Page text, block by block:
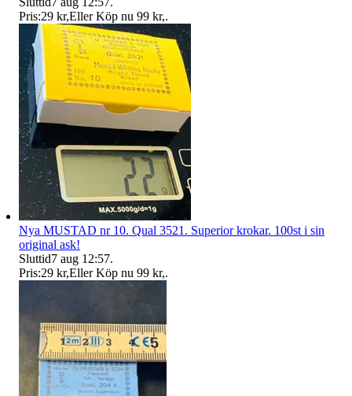
Pris:29 kr,Eller Köp nu 99 kr,.
Nya MUSTAD nr 10. Qual 3521. Superior krokar. 100st i sin
original ask!
Sluttid7 aug 12:57.
Pris:29 kr,Eller Köp nu 99 kr,.